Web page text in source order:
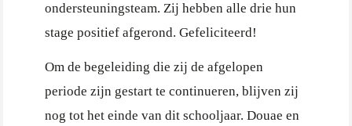
ondersteuningsteam. Zij hebben alle drie hun
stage positief afgerond. Gefeliciteerd!
Om de begeleiding die zij de afgelopen
periode zijn gestart te continueren, blijven zij
nog tot het einde van dit schooljaar. Douae en